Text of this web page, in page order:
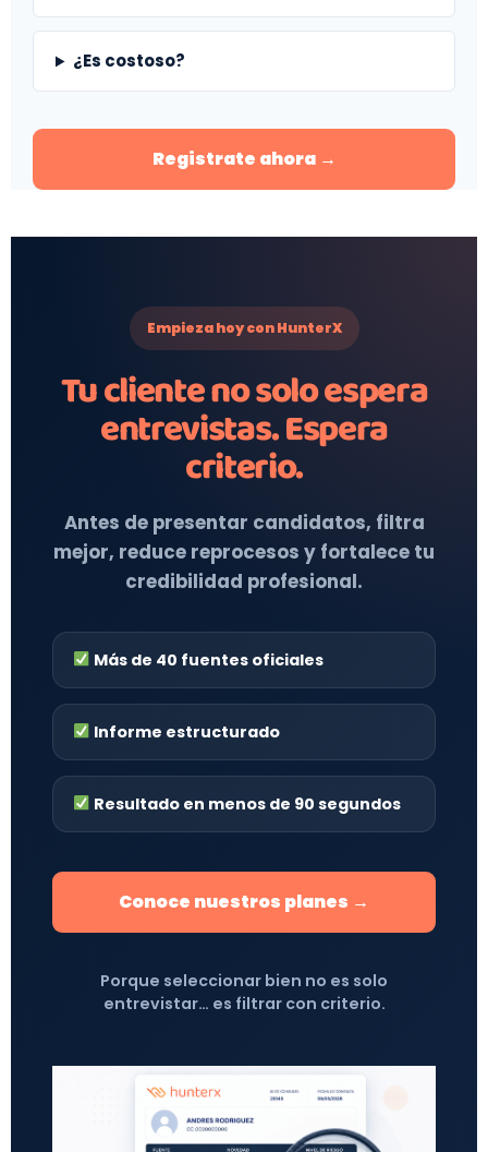
¿Es costoso?
Registrate ahora →
Empieza hoy con HunterX
Tu cliente no solo espera
entrevistas. Espera
criterio.
Antes de presentar candidatos, filtra
mejor, reduce reprocesos y fortalece tu
credibilidad profesional.
Más de 40 fuentes oficiales
Informe estructurado
Resultado en menos de 90 segundos
Conoce nuestros planes →
Porque seleccionar bien no es solo
entrevistar… es filtrar con criterio.